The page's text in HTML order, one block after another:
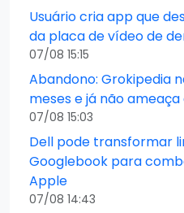
Usuário cria app que
da placa de vídeo de
07/08 15:15
Abandono: Grokipedia
meses e já não ameaça
07/08 15:03
Dell pode transformar
Googlebook para
Apple
07/08 14:43